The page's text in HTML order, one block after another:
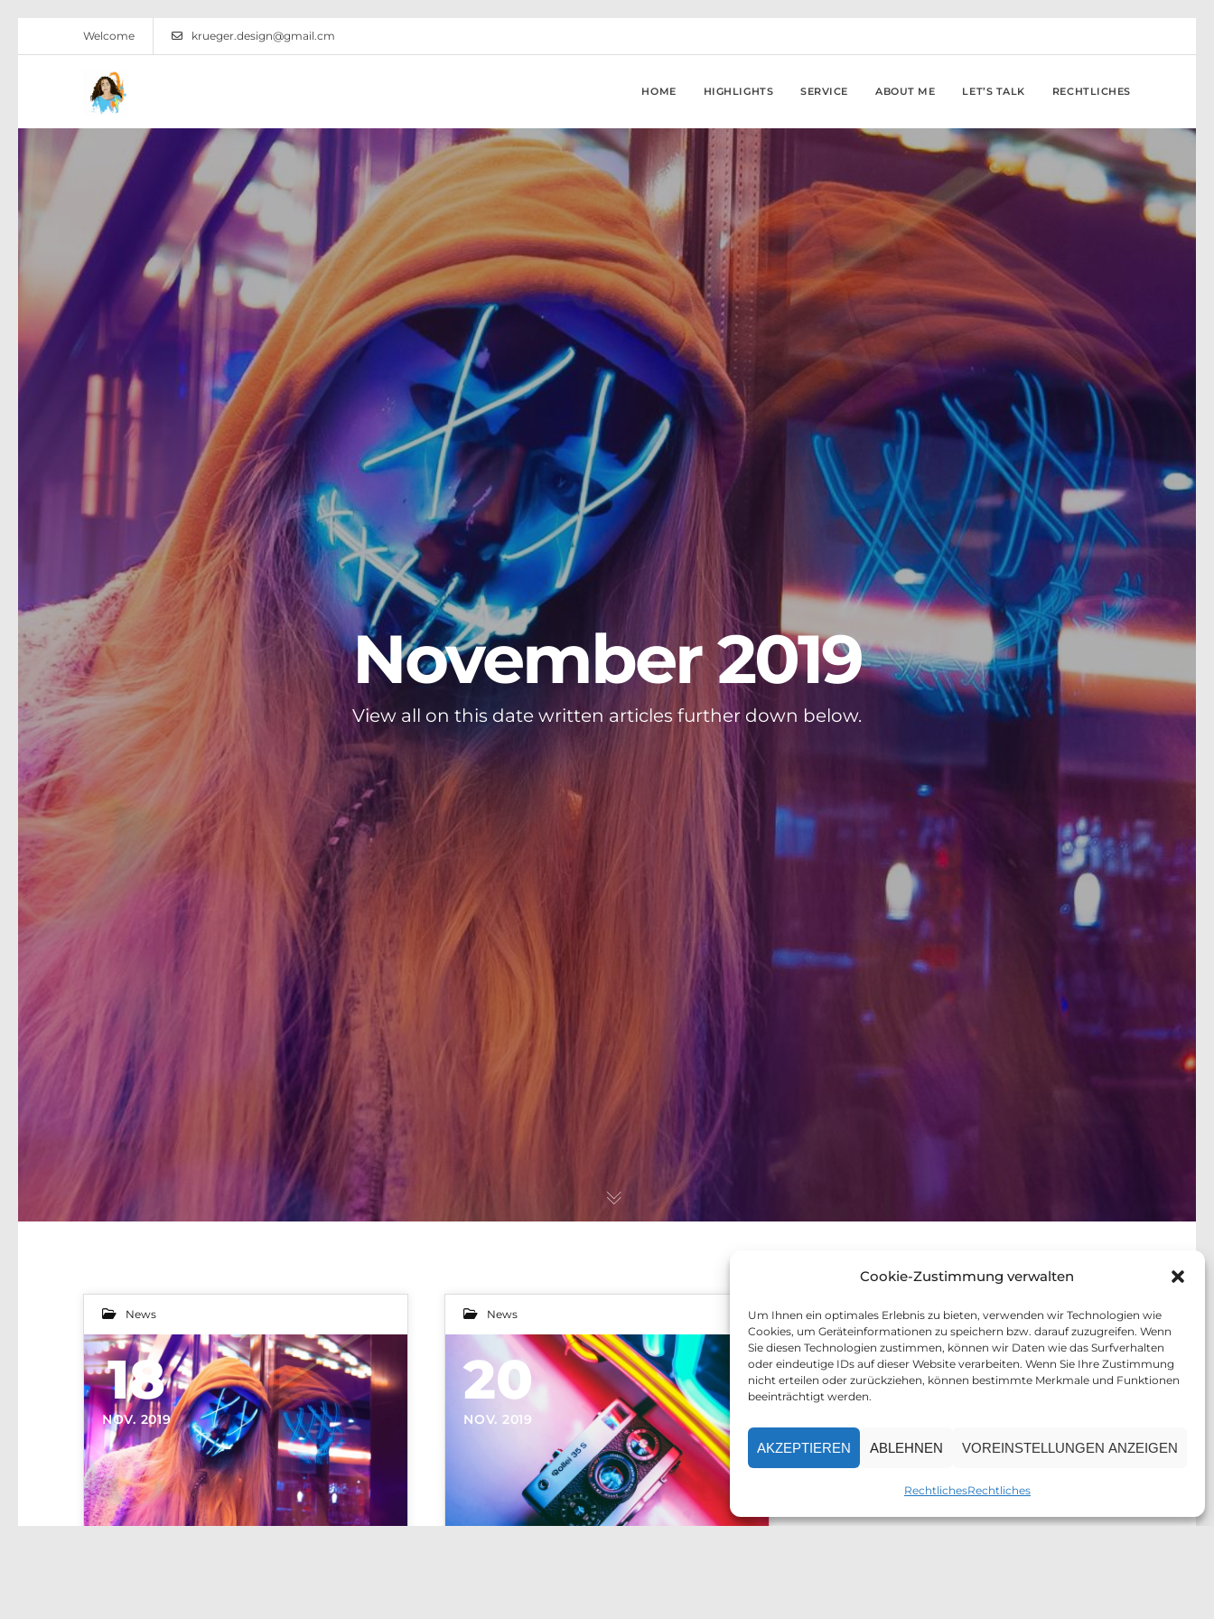
Cookie-Zustimmung verwalten
Um Ihnen ein optimales Erlebnis zu bieten, verwenden wir Technologien wie
Cookies, um Geräteinformationen zu speichern bzw. darauf zuzugreifen. Wenn
Sie diesen Technologien zustimmen, können wir Daten wie das Surfverhalten
oder eindeutige IDs auf dieser Website verarbeiten. Wenn Sie Ihre Zustimmung
nicht erteilen oder zurückziehen, können bestimmte Merkmale und Funktionen
beeinträchtigt werden.
AKZEPTIEREN ABLEHNEN VOREINSTELLUNGEN ANZEIGEN
RechtlichesRechtliches
Welcome krueger.design@gmail.cm
HOME HIGHLIGHTS SERVICE ABOUT ME LET’S TALK RECHTLICHES
November 2019
View all on this date written articles further down below.
News
18
NOV. 2019
News
20
NOV. 2019